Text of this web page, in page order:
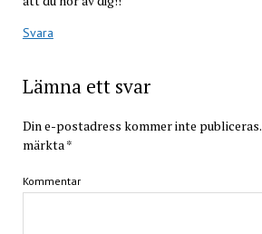
Svara
Lämna ett svar
Din e-postadress kommer inte publiceras.
märkta*
Kommentar